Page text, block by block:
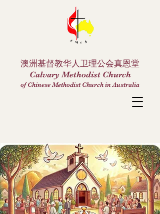
澳洲基督教华人卫理公会真恩堂
Calvary Methodist Church
of Chinese Methodist Church in Australia